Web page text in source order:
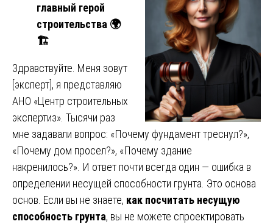
главный герой
строительства 🌍
🏗
Здравствуйте. Меня зовут
[эксперт], я представляю
АНО «Центр строительных
экспертиз». Тысячи раз
мне задавали вопрос: «Почему фундамент треснул?»,
«Почему дом просел?», «Почему здание
накренилось?». И ответ почти всегда один — ошибка в
определении несущей способности грунта. Это основа
основ. Если вы не знаете, как посчитать несущую
способность грунта, вы не можете спроектировать